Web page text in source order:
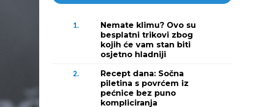
1.
Nemate klimu? Ovo su
besplatni trikovi zbog
kojih će vam stan biti
osjetno hladniji
2.
Recept dana: Sočna
piletina s povrćem iz
pećnice bez puno
kompliciranja